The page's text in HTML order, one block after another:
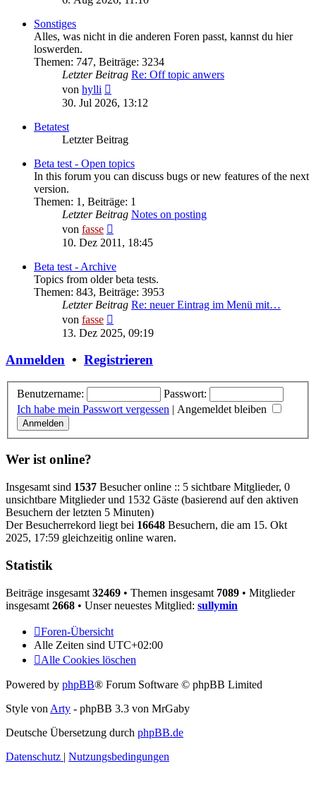
Sonstiges
Alles, was nicht in die anderen Foren passt, kannst du hier
loswerden.
Themen: 747, Beiträge: 3234
Letzter Beitrag Re: Off topic anwers
von hylli
Beitrag
30. Jul 2026, 13:12
Betatest
Letzter Beitrag
Beta test - Open topics
In this forum you can discuss bugs or new features of the next
version.
Themen: 1 , Beiträge: 1
Letzter Beitrag Notes on posting
von fasse
Beitrag
10. Dez 2011, 18:45
Beta test - Archive
Topics from older beta tests.
Themen: 843, Beiträge: 3953
Letzter Beitrag Re: neuer Eintrag im Menü mit…
von fasse
Beitrag
13. Dez 2025, 09:19
Anmelden • Registrieren
Benutzername:
Passwort:
Ich habe mein Passwort vergessen | Angemeldet bleiben
Wer ist online?
Insgesamt sind 1537 Besucher online :: 5 sichtbare Mitglieder, 0
unsichtbare Mitglieder und 1532 Gäste (basierend auf den aktiven
Besuchern der letzten 5 Minuten)
Der Besucherrekord liegt bei 16648 Besuchern, die am 15. Okt
2025, 17:59 gleichzeitig online waren.
Statistik
Beiträge insgesamt 32469 • Themen insgesamt 7089 • Mitglieder
insgesamt 2668 • Unser neuestes Mitglied: sullymin
Foren-Übersicht
Alle Zeiten sind UTC+02:00
Alle Cookies löschen
Powered by phpBB® Forum Software © phpBB Limited
Style von Arty - phpBB 3.3 von MrGaby
Deutsche Übersetzung durch phpBB.de
Datenschutz | Nutzungsbedingungen